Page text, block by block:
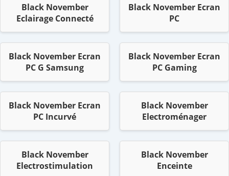
Black November
Eclairage Connecté
Black November Ecran
PC
Black November Ecran
PC G Samsung
Black November Ecran
PC Gaming
Black November Ecran
PC Incurvé
Black November
Electroménager
Black November
Electrostimulation
Black November
Enceinte